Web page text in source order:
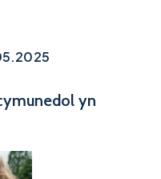
yn